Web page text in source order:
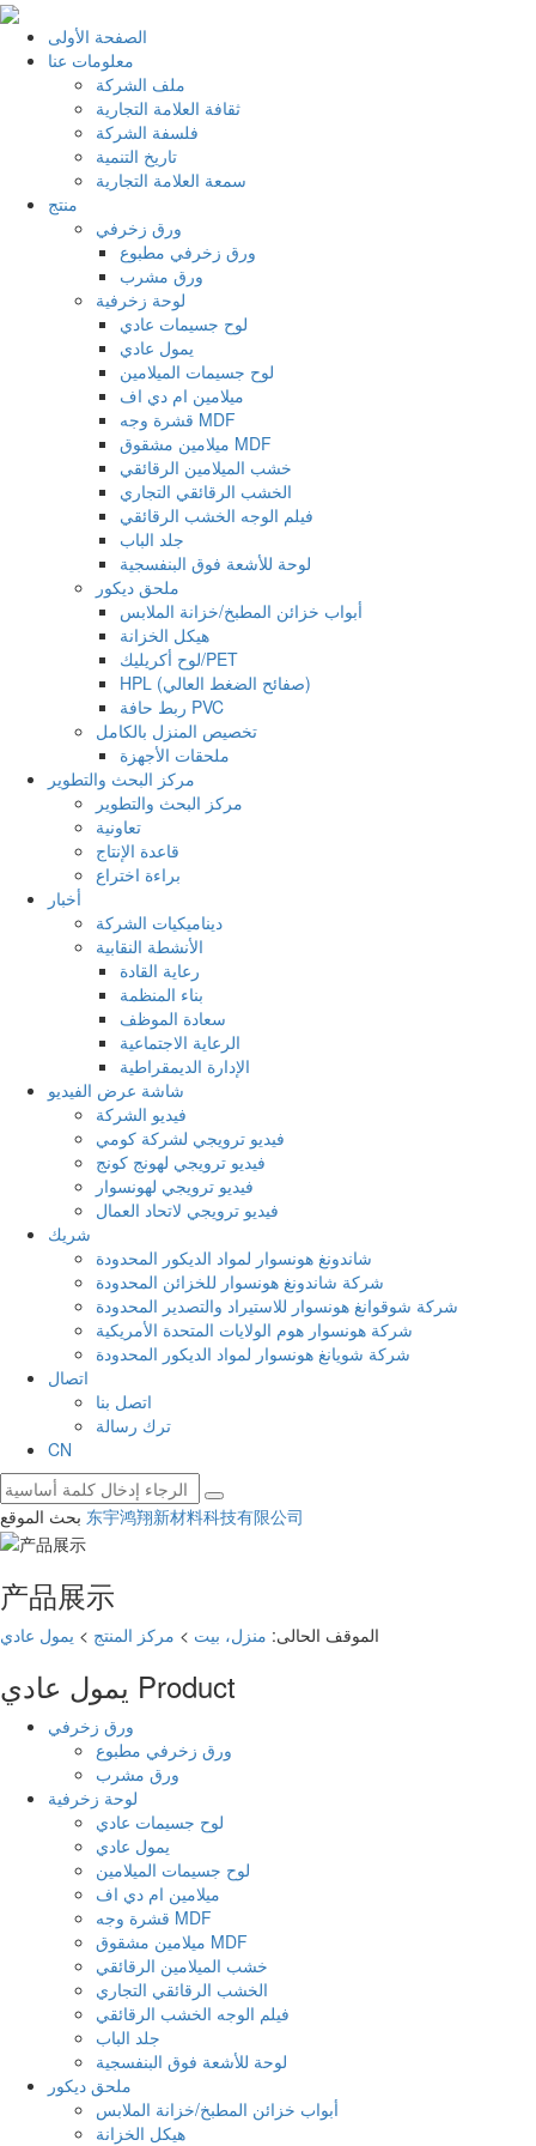
الصفحة الأولى
معلومات عنا
ملف الشركة
ثقافة العلامة التجارية
فلسفة الشركة
تاريخ التنمية
سمعة العلامة التجارية
منتج
ورق زخرفي
ورق زخرفي مطبوع
ورق مشرب
لوحة زخرفية
لوح جسيمات عادي
يمول عادي
لوح جسيمات الميلامين
ميلامين ام دي اف
قشرة وجه MDF
ميلامين مشقوق MDF
خشب الميلامين الرقائقي
الخشب الرقائقي التجاري
فيلم الوجه الخشب الرقائقي
جلد الباب
لوحة للأشعة فوق البنفسجية
ملحق ديكور
أبواب خزائن المطبخ/خزانة الملابس
هيكل الخزانة
لوح أكريليك/PET
HPL (صفائح الضغط العالي)
ربط حافة PVC
تخصيص المنزل بالكامل
ملحقات الأجهزة
مركز البحث والتطوير
مركز البحث والتطوير
تعاونية
قاعدة الإنتاج
براءة اختراع
أخبار
ديناميكيات الشركة
الأنشطة النقابية
رعاية القادة
بناء المنظمة
سعادة الموظف
الرعاية الاجتماعية
الإدارة الديمقراطية
شاشة عرض الفيديو
فيديو الشركة
فيديو ترويجي لشركة كومي
فيديو ترويجي لهونج كونج
فيديو ترويجي لهونسوار
فيديو ترويجي لاتحاد العمال
شريك
شاندونغ هونسوار لمواد الديكور المحدودة
شركة شاندونغ هونسوار للخزائن المحدودة
شركة شوقوانغ هونسوار للاستيراد والتصدير المحدودة
شركة هونسوار هوم الولايات المتحدة الأمريكية
شركة شويانغ هونسوار لمواد الديكور المحدودة
اتصال
اتصل بنا
ترك رسالة
CN
بحث الموقع 东宇鸿翔新材料科技有限公司
产品展示
الموقف الحالى: منزل، بيت > مركز المنتج > يمول عادي
Product
ورق زخرفي
ورق زخرفي مطبوع
ورق مشرب
لوحة زخرفية
لوح جسيمات عادي
يمول عادي
لوح جسيمات الميلامين
ميلامين ام دي اف
قشرة وجه MDF
ميلامين مشقوق MDF
خشب الميلامين الرقائقي
الخشب الرقائقي التجاري
فيلم الوجه الخشب الرقائقي
جلد الباب
لوحة للأشعة فوق البنفسجية
ملحق ديكور
أبواب خزائن المطبخ/خزانة الملابس
هيكل الخزانة